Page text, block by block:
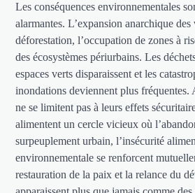
Les conséquences environnementales
alarmantes. L’expansion anarchique
déforestation, l’occupation de zones à
des écosystèmes périurbains. Les
espaces verts disparaissent et les
inondations deviennent plus fréquentes.
ne se limitent pas à leurs effets
alimentent un cercle vicieux où
surpeuplement urbain, l’insécurité
environnementale se renforcent
restauration de la paix et la relance du